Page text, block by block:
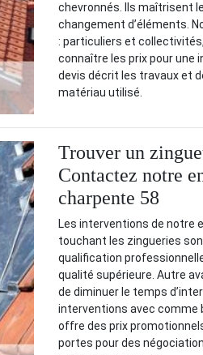
chevronnés. Ils maîtrisent
changement d’éléments.
: particuliers et
connaître les prix pour une
devis décrit les travaux et
matériau utilisé.
Trouver un
Contactez notre
charpente 58
Les interventions de notre
touchant les zingueries
qualification
qualité supérieure. Autre
de diminuer le temps
interventions avec comme
offre des prix
portes pour des